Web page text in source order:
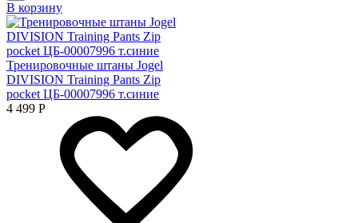
В корзину
Тренировочные штаны Jogel
DIVISION Training Pants Zip
pocket ЦБ-00007996 т.синие
4 499 Р